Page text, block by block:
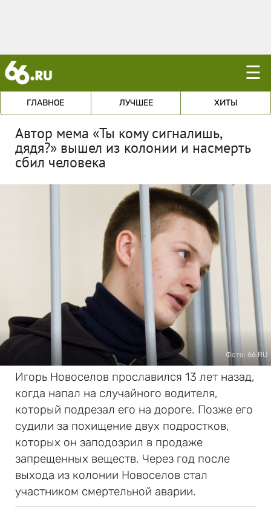
☰
ГЛАВНОЕ ЛУЧШЕЕ ХИТЫ
Автор мема «Ты кому сигналишь,
дядя?» вышел из колонии и насмерть
сбил человека
Фото: 66.RU
Игорь Новоселов прославился 13 лет назад,
когда напал на случайного водителя,
который подрезал его на дороге. Позже его
судили за похищение двух подростков,
которых он заподозрил в продаже
запрещенных веществ. Через год после
выхода из колонии Новоселов стал
участником смертельной аварии.